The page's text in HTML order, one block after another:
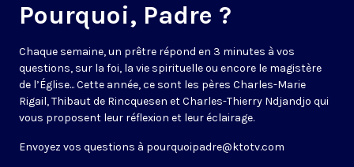
Pourquoi, Padre ?
Chaque semaine, un prêtre répond en 3 minutes à vos
questions, sur la foi, la vie spirituelle ou encore le magistère
de l’Église... Cette année, ce sont les pères Charles-Marie
Rigail, Thibaut de Rincquesen et Charles-Thierry Ndjandjo qui
vous proposent leur réflexion et leur éclairage.
Envoyez vos questions à pourquoipadre@ktotv.com